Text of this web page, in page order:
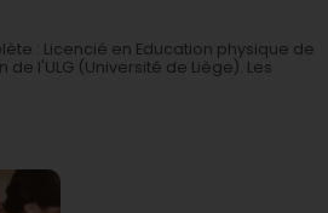
: Licencié en Education physique de
l'ULG (Université de Liège). Les